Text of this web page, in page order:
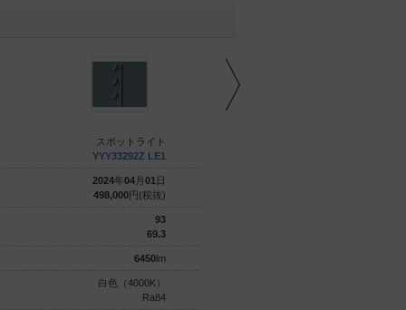
スポットライト
YYY33292Z LE1
2024年04月 01 日
498,000円(税抜)
93
69.3
6450lm
白色（4000K）
Ra84